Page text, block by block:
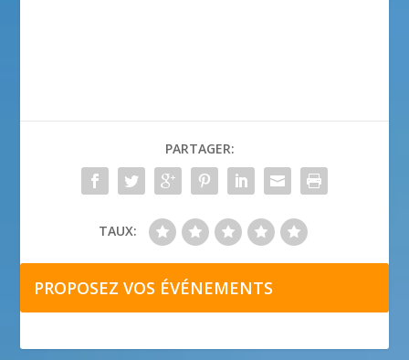
PARTAGER:
TAUX:
PROPOSEZ VOS ÉVÉNEMENTS